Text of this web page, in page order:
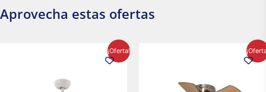
Aprovecha estas ofertas
¡Oferta!
$2,986.97.
precio
actual
$1,450.23.
precio
actual